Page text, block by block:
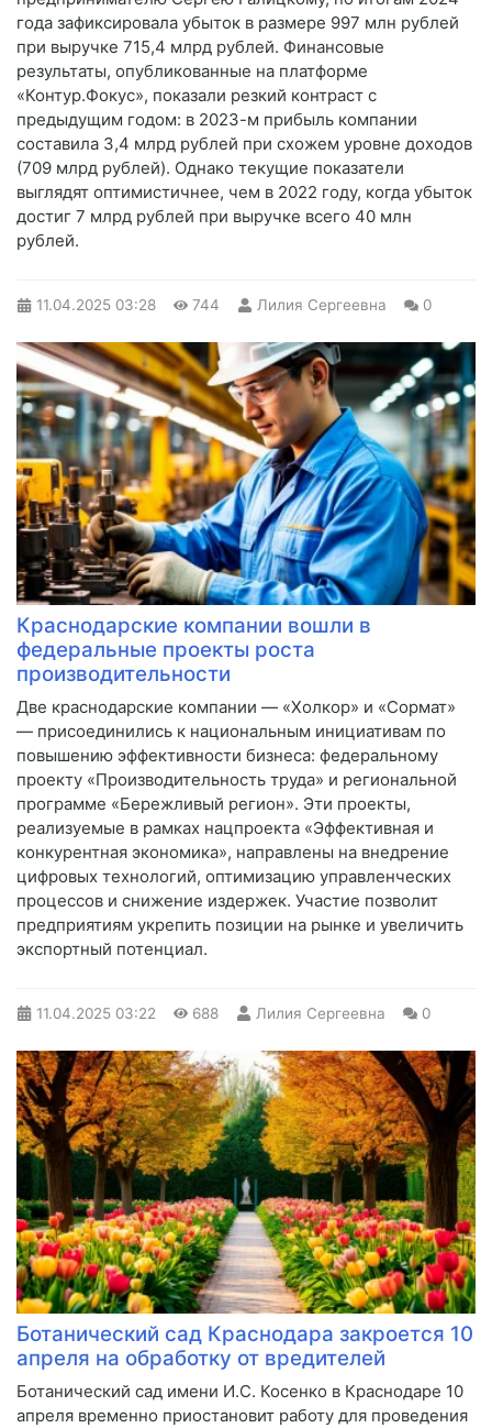
года зафиксировала убыток в размере 997 млн рублей
при выручке 715,4 млрд рублей. Финансовые
результаты, опубликованные на платформе
«Контур.Фокус», показали резкий контраст с
предыдущим годом: в 2023-м прибыль компании
составила 3,4 млрд рублей при схожем уровне доходов
(709 млрд рублей). Однако текущие показатели
выглядят оптимистичнее, чем в 2022 году, когда убыток
достиг 7 млрд рублей при выручке всего 40 млн
рублей.
11.04.2025 03:28 744 Лилия Сергеевна 0
Краснодарские компании вошли в
федеральные проекты роста
производительности
Две краснодарские компании — «Холкор» и «Сормат»
— присоединились к национальным инициативам по
повышению эффективности бизнеса: федеральному
проекту «Производительность труда» и региональной
программе «Бережливый регион». Эти проекты,
реализуемые в рамках нацпроекта «Эффективная и
конкурентная экономика», направлены на внедрение
цифровых технологий, оптимизацию управленческих
процессов и снижение издержек. Участие позволит
предприятиям укрепить позиции на рынке и увеличить
экспортный потенциал.
11.04.2025 03:22 688 Лилия Сергеевна 0
Ботанический сад Краснодара закроется 10
апреля на обработку от вредителей
Ботанический сад имени И.С. Косенко в Краснодаре 10
апреля временно приостановит работу для проведения